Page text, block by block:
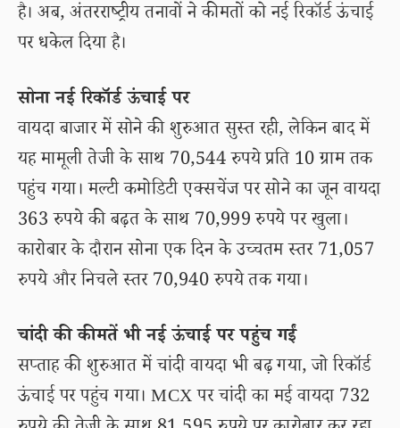
है। अब, अंतरराष्ट्रीय तनावों ने कीमतों को नई रिकॉर्ड ऊंचाई
पर धकेल दिया है।
सोना नई रिकॉर्ड ऊंचाई पर
वायदा बाजार में सोने की शुरुआत सुस्त रही, लेकिन बाद में
यह मामूली तेजी के साथ 70,544 रुपये प्रति 10 ग्राम तक
पहुंच गया। मल्टी कमोडिटी एक्सचेंज पर सोने का जून वायदा
363 रुपये की बढ़त के साथ 70,999 रुपये पर खुला।
कारोबार के दौरान सोना एक दिन के उच्चतम स्तर 71,057
रुपये और निचले स्तर 70,940 रुपये तक गया।
चांदी की कीमतें भी नई ऊंचाई पर पहुंच गईं
सप्ताह की शुरुआत में चांदी वायदा भी बढ़ गया, जो रिकॉर्ड
ऊंचाई पर पहुंच गया। MCX पर चांदी का मई वायदा 732